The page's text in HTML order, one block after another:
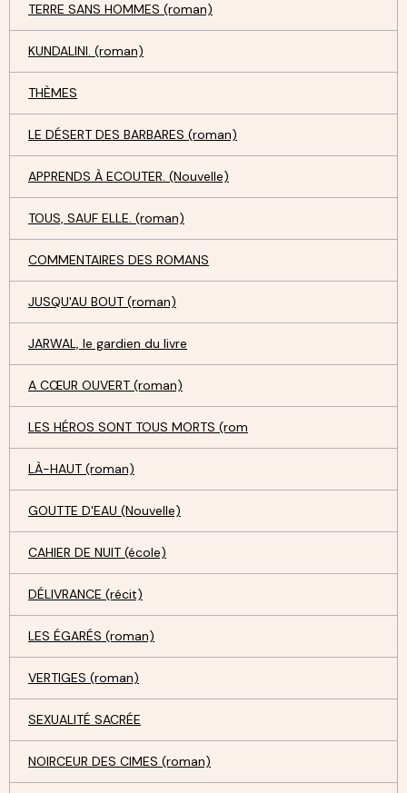
TERRE SANS HOMMES (roman)
KUNDALINI. (roman)
THÈMES
LE DÉSERT DES BARBARES (roman)
APPRENDS À ECOUTER. (Nouvelle)
TOUS, SAUF ELLE. (roman)
COMMENTAIRES DES ROMANS
JUSQU'AU BOUT (roman)
JARWAL, le gardien du livre
A CŒUR OUVERT (roman)
LES HÉROS SONT TOUS MORTS (rom
LÀ-HAUT (roman)
GOUTTE D'EAU (Nouvelle)
CAHIER DE NUIT (école)
DÉLIVRANCE (récit)
LES ÉGARÉS (roman)
VERTIGES (roman)
SEXUALITÉ SACRÉE
NOIRCEUR DES CIMES (roman)